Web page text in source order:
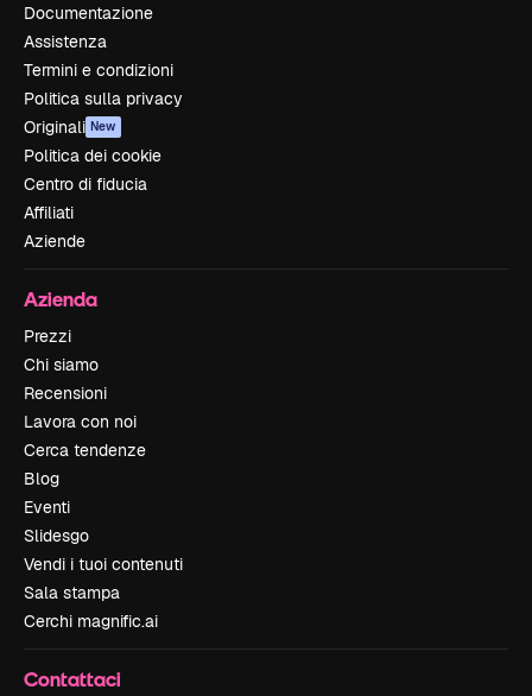
Documentazione
Assistenza
Termini e condizioni
Politica sulla privacy
Originali New
Politica dei cookie
Centro di fiducia
Affiliati
Aziende
Azienda
Prezzi
Chi siamo
Recensioni
Lavora con noi
Cerca tendenze
Blog
Eventi
Slidesgo
Vendi i tuoi contenuti
Sala stampa
Cerchi magnific.ai
Contattaci